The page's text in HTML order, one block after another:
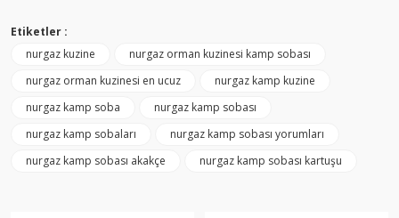
Etiketler :
nurgaz kuzine
nurgaz orman kuzinesi kamp sobası
nurgaz orman kuzinesi en ucuz
nurgaz kamp kuzine
nurgaz kamp soba
nurgaz kamp sobası
nurgaz kamp sobaları
nurgaz kamp sobası yorumları
nurgaz kamp sobası akakçe
nurgaz kamp sobası kartuşu